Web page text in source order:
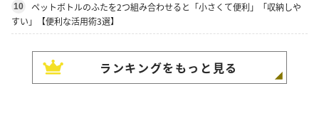
10
ペットボトルのふたを2つ組み合わせると「小さくて便利」「収納しや
すい」【便利な活用術3選】
ランキングをもっと見る